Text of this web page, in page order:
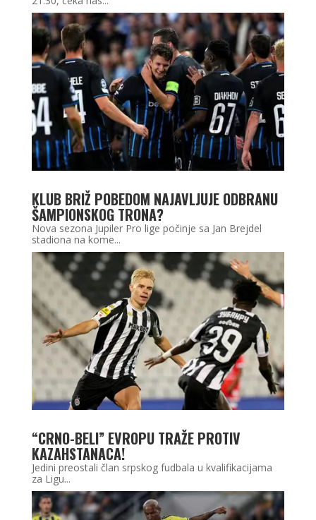
KLUB BRIŽ POBEDOM NAJAVLJUJE ODBRANU
ŠAMPIONSKOG TRONA?
Nova sezona Jupiler Pro lige počinje sa Jan Brejdel
stadiona na kome...
“CRNO-BELI” EVROPU TRAŽE PROTIV
KAZAHSTANACA!
Jedini preostali član srpskog fudbala u kvalifikacijama
za Ligu...